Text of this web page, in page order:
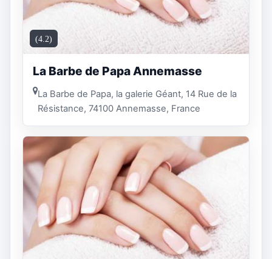
(4.2)
La Barbe de Papa Annemasse
La Barbe de Papa, la galerie Géant, 14 Rue de la
Résistance, 74100 Annemasse, France